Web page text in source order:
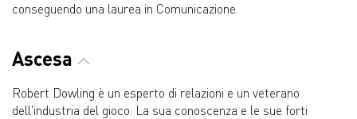
conseguendo una laurea in Comunicazione.
Ascesa
Robert Dowling è un esperto di relazioni e un veterano
dell'industria del gioco. La sua conoscenza e le sue forti